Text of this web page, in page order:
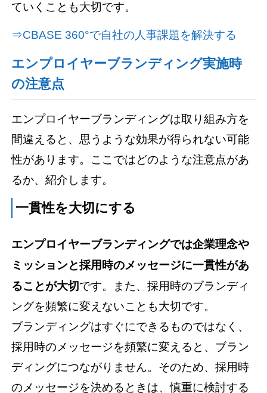
ていくことも大切です。
⇒CBASE 360°で自社の人事課題を解決する
エンプロイヤーブランディング実施時
の注意点
エンプロイヤーブランディングは取り組み方を
間違えると、思うような効果が得られない可能
性があります。ここではどのような注意点があ
るか、紹介します。
一貫性を大切にする
エンプロイヤーブランディングでは企業理念や
ミッションと採用時のメッセージに一貫性があ
ることが大切です。また、採用時のブランディ
ングを頻繁に変えないことも大切です。
ブランディングはすぐにできるものではなく、
採用時のメッセージを頻繁に変えると、ブラン
ディングにつながりません。そのため、採用時
のメッセージを決めるときは、慎重に検討する